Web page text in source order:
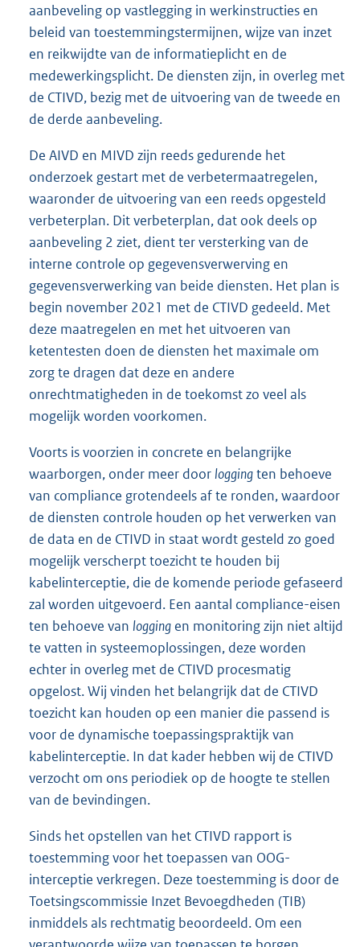
aanbeveling op vastlegging in werkinstructies en
beleid van toestemmingstermijnen, wijze van inzet
en reikwijdte van de informatieplicht en de
medewerkingsplicht. De diensten zijn, in overleg met
de CTIVD, bezig met de uitvoering van de tweede en
de derde aanbeveling.
De AIVD en MIVD zijn reeds gedurende het
onderzoek gestart met de verbetermaatregelen,
waaronder de uitvoering van een reeds opgesteld
verbeterplan. Dit verbeterplan, dat ook deels op
aanbeveling 2 ziet, dient ter versterking van de
interne controle op gegevensverwerving en
gegevensverwerking van beide diensten. Het plan is
begin november 2021 met de CTIVD gedeeld. Met
deze maatregelen en met het uitvoeren van
ketentesten doen de diensten het maximale om
zorg te dragen dat deze en andere
onrechtmatigheden in de toekomst zo veel als
mogelijk worden voorkomen.
Voorts is voorzien in concrete en belangrijke
waarborgen, onder meer door loggingten behoeve
van compliance grotendeels af te ronden, waardoor
de diensten controle houden op het verwerken van
de data en de CTIVD in staat wordt gesteld zo goed
mogelijk verscherpt toezicht te houden bij
kabelinterceptie, die de komende periode gefaseerd
zal worden uitgevoerd. Een aantal compliance-eisen
ten behoeve van logging en monitoring zijn niet altijd
te vatten in systeemoplossingen, deze worden
echter in overleg met de CTIVD procesmatig
opgelost. Wij vinden het belangrijk dat de CTIVD
toezicht kan houden op een manier die passend is
voor de dynamische toepassingspraktijk van
kabelinterceptie. In dat kader hebben wij de CTIVD
verzocht om ons periodiek op de hoogte te stellen
van de bevindingen.
Sinds het opstellen van het CTIVD rapport is
toestemming voor het toepassen van OOG-
interceptie verkregen. Deze toestemming is door de
Toetsingscommissie Inzet Bevoegdheden (TIB)
inmiddels als rechtmatig beoordeeld. Om een